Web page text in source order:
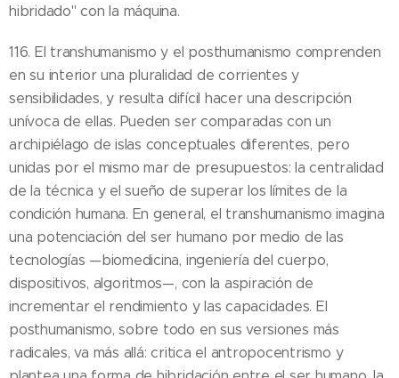
hibridado" con la máquina.
116. El transhumanismo y el posthumanismo comprenden
en su interior una pluralidad de corrientes y
sensibilidades, y resulta difícil hacer una descripción
unívoca de ellas. Pueden ser comparadas con un
archipiélago de islas conceptuales diferentes, pero
unidas por el mismo mar de presupuestos: la centralidad
de la técnica y el sueño de superar los límites de la
condición humana. En general, el transhumanismo imagina
una potenciación del ser humano por medio de las
tecnologías —biomedicina, ingeniería del cuerpo,
dispositivos, algoritmos—, con la aspiración de
incrementar el rendimiento y las capacidades. El
posthumanismo, sobre todo en sus versiones más
radicales, va más allá: critica el antropocentrismo y